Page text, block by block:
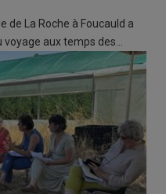
de La Roche à Foucauld a
voyage aux temps des…